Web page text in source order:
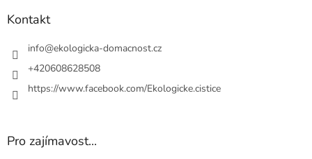
Kontakt
info@ekologicka-domacnost.cz
+420608628508
https://www.facebook.com/Ekologicke.cistice
Pro zajímavost...